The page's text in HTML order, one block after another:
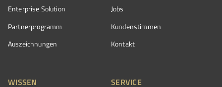
Enterprise Solution
Partnerprogramm
Auszeichnungen
Jobs
Kundenstimmen
Kontakt
WISSEN SERVICE